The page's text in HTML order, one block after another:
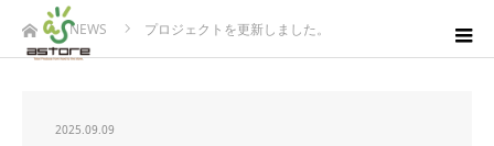
ホームNEWS プロジェクトを更新しました。
2025.09.09